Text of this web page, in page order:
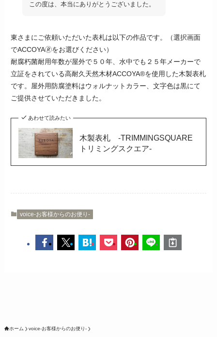
この度は、本当にありがとうございました。
東さまにご依頼いただいた表札は以下の作品です。（選択画面
でACCOYA🄬をお選びください）
耐腐朽菌耐用年数が屋外で５０年、水中でも２５年メーカーで
立証をされている高耐久天然木材ACCOYA®を使用した木製表札
です。屋外用防腐塗料はウォルナットカラー、文字色は黒にて
ご提供させていただきました。
あわせて読みたい
木製表札 -TRIMMINGSQUARE
トリミングスクエア-
voice-お客様からのお便り‐
ホーム voice-お客様からのお便り‐